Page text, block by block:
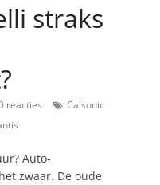
straks
reacties
Calsonic
Auto-
zwaar. De oude